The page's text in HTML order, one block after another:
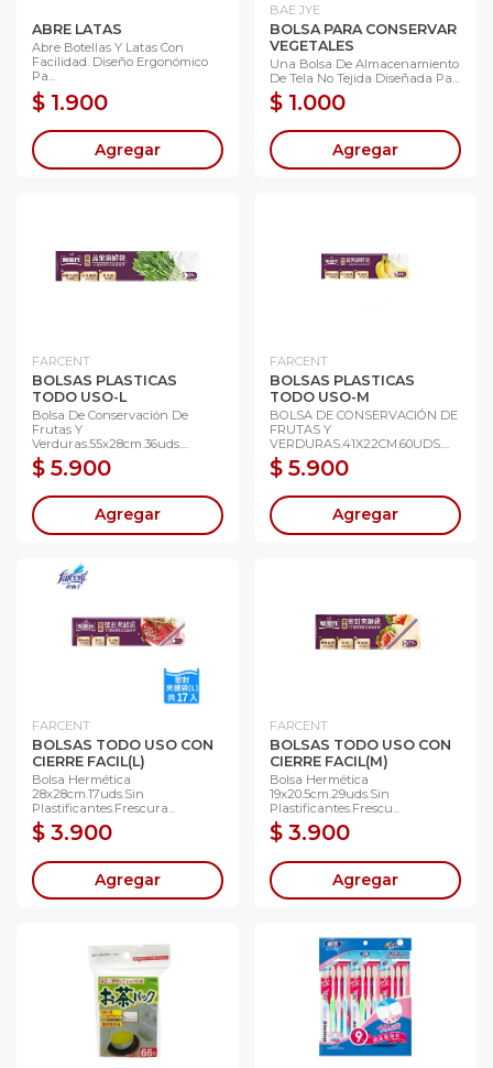
ABRE LATAS
Abre Botellas Y Latas Con
Facilidad. Diseño Ergonómico
Pa...
$ 1.900
Agregar
BAE JYE
BOLSA PARA CONSERVAR
VEGETALES
Una Bolsa De Almacenamiento
De Tela No Tejida Diseñada Pa...
$ 1.000
Agregar
FARCENT
BOLSAS PLASTICAS
TODO USO-L
Bolsa De Conservación De
Frutas Y
Verduras.55x28cm.36uds....
$ 5.900
Agregar
FARCENT
BOLSAS PLASTICAS
TODO USO-M
BOLSA DE CONSERVACIÓN DE
FRUTAS Y
VERDURAS.41X22CM.60UDS....
$ 5.900
Agregar
FARCENT
BOLSAS TODO USO CON
CIERRE FACIL(L)
Bolsa Hermética
28x28cm.17uds.sin
Plastificantes.frescura...
$ 3.900
Agregar
FARCENT
BOLSAS TODO USO CON
CIERRE FACIL(M)
Bolsa Hermética
19x20.5cm.29uds.sin
Plastificantes.frescu...
$ 3.900
Agregar